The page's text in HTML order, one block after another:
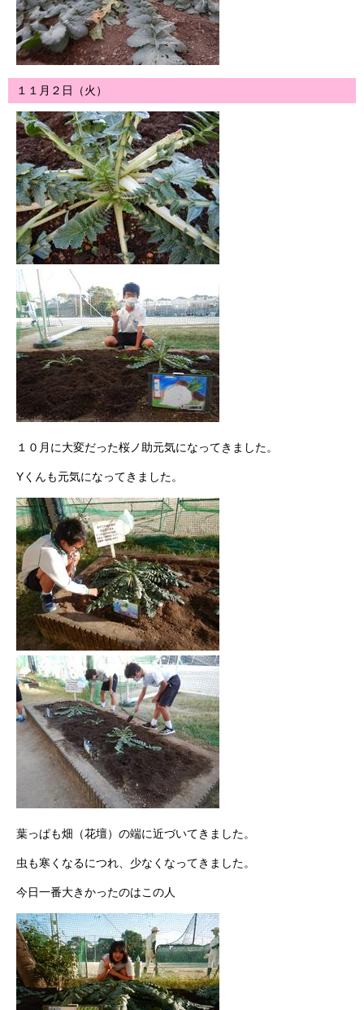
１１月２日（火）
１０月に大変だった桜ノ助元気になってきました。
Yくんも元気になってきました。
葉っぱも畑（花壇）の端に近づいてきました。
虫も寒くなるにつれ、少なくなってきました。
今日一番大きかったのはこの人